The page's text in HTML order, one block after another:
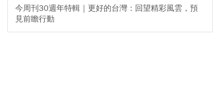
今周刊30週年特輯｜更好的台灣：回望精彩風雲，預
見前瞻行動